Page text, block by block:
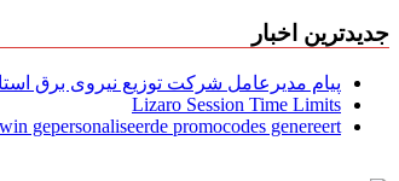
جدیدترین اخبار
پیام مدیرعامل شركت توزیع نیروی برق
Lizaro Session Time Limits
gepersonaliseerde promocodes genereert